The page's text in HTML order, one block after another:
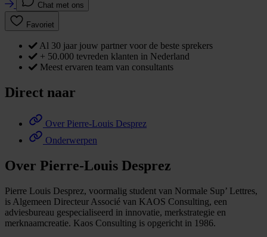
Chat met ons
Favoriet
Al 30 jaar jouw partner voor de beste sprekers
+ 50.000 tevreden klanten in Nederland
Meest ervaren team van consultants
Direct naar
Over Pierre-Louis Desprez
Onderwerpen
Over Pierre-Louis Desprez
Pierre Louis Desprez, voormalig student van Normale Sup’ Lettres,
is Algemeen Directeur Associé van KAOS Consulting, een
adviesbureau gespecialiseerd in innovatie, merkstrategie en
merknaamcreatie. Kaos Consulting is opgericht in 1986.